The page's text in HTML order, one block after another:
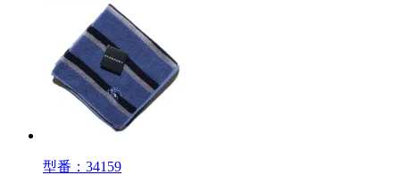
型番：34159